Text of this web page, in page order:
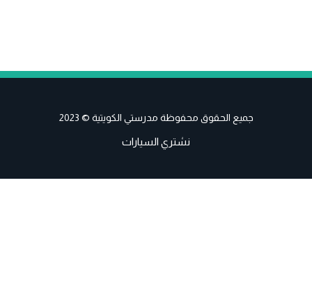
جميع الحقوق محفوظة مدرستي الكويتية © 2023
نشتري السيارات